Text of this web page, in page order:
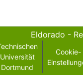
Eldorado -
Universität
Dortmund
Cookie-